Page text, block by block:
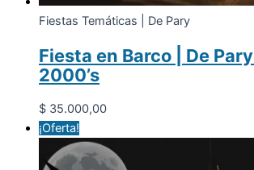
Fiestas Temáticas | De Pary
Fiesta en Barco | De
2000’s
$ 35.000,00
¡Oferta!